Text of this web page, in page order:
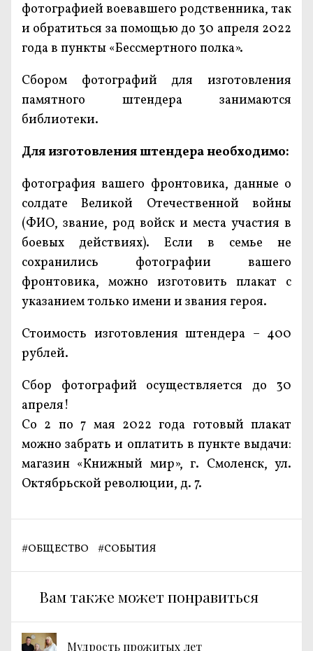
фотографией воевавшего родственника, так
и обратиться за помощью до 30 апреля 2022
года в пункты «Бессмертного полка».
Сбором фотографий для изготовления
памятного штендера занимаются
библиотеки.
Для изготовления штендера необходимо:
фотография вашего фронтовика, данные о
солдате Великой Отечественной войны
(ФИО, звание, род войск и места участия в
боевых действиях). Если в семье не
сохранились фотографии вашего
фронтовика, можно изготовить плакат с
указанием только имени и звания героя.
Стоимость изготовления штендера – 400
рублей.
Сбор фотографий осуществляется до 30
апреля!
Cо 2 по 7 мая 2022 года готовый плакат
можно забрать и оплатить в пункте выдачи:
магазин «Книжный мир», г. Смоленск, ул.
Октябрьской революции, д. 7.
#ОБЩЕСТВО #СОБЫТИЯ
Вам также может понравиться
Мудрость прожитых лет